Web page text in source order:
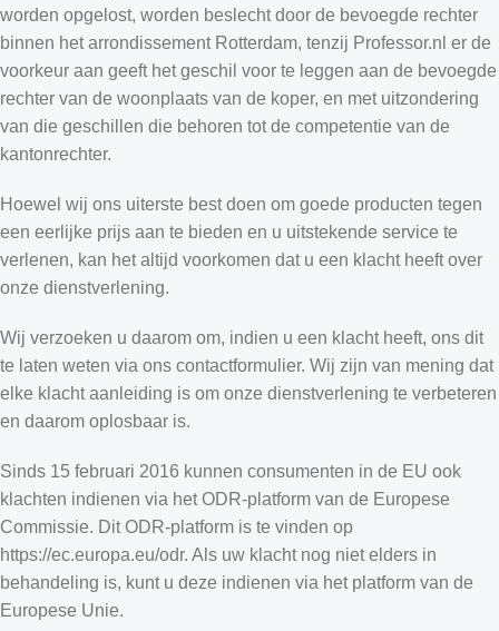
worden opgelost, worden beslecht door de bevoegde rechter
binnen het arrondissement Rotterdam, tenzij Professor.nl er de
voorkeur aan geeft het geschil voor te leggen aan de bevoegde
rechter van de woonplaats van de koper, en met uitzondering
van die geschillen die behoren tot de competentie van de
kantonrechter.
Hoewel wij ons uiterste best doen om goede producten tegen
een eerlijke prijs aan te bieden en u uitstekende service te
verlenen, kan het altijd voorkomen dat u een klacht heeft over
onze dienstverlening.
Wij verzoeken u daarom om, indien u een klacht heeft, ons dit
te laten weten via ons contactformulier. Wij zijn van mening dat
elke klacht aanleiding is om onze dienstverlening te verbeteren
en daarom oplosbaar is.
Sinds 15 februari 2016 kunnen consumenten in de EU ook
klachten indienen via het ODR-platform van de Europese
Commissie. Dit ODR-platform is te vinden op
https://ec.europa.eu/odr. Als uw klacht nog niet elders in
behandeling is, kunt u deze indienen via het platform van de
Europese Unie.
Estonian
Croatian